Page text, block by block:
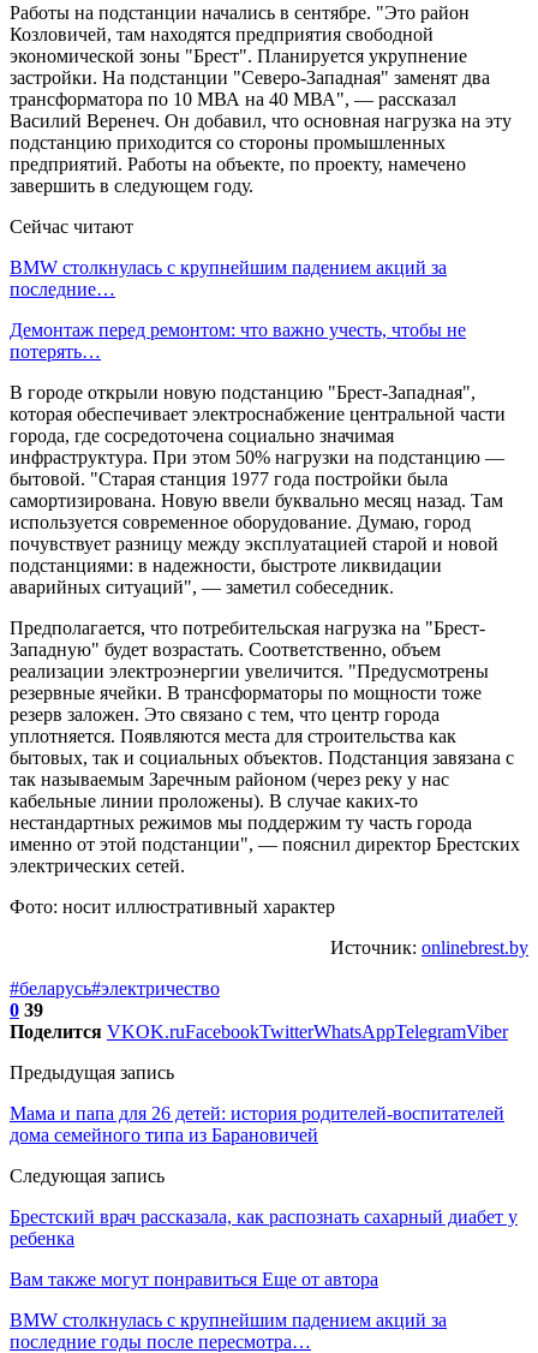
Работы на подстанции начались в сентябре. "Это район
Козловичей, там находятся предприятия свободной
экономической зоны "Брест". Планируется укрупнение
застройки. На подстанции "Северо-Западная" заменят два
трансформатора по 10 МВА на 40 МВА", — рассказал
Василий Веренеч. Он добавил, что основная нагрузка на эту
подстанцию приходится со стороны промышленных
предприятий. Работы на объекте, по проекту, намечено
завершить в следующем году.
Сейчас читают
BMW столкнулась с крупнейшим падением акций за
последние…
Демонтаж перед ремонтом: что важно учесть, чтобы не
потерять…
В городе открыли новую подстанцию "Брест-Западная",
которая обеспечивает электроснабжение центральной части
города, где сосредоточена социально значимая
инфраструктура. При этом 50% нагрузки на подстанцию —
бытовой. "Старая станция 1977 года постройки была
самортизирована. Новую ввели буквально месяц назад. Там
используется современное оборудование. Думаю, город
почувствует разницу между эксплуатацией старой и новой
подстанциями: в надежности, быстроте ликвидации
аварийных ситуаций", — заметил собеседник.
Предполагается, что потребительская нагрузка на "Брест-
Западную" будет возрастать. Соответственно, объем
реализации электроэнергии увеличится. "Предусмотрены
резервные ячейки. В трансформаторы по мощности тоже
резерв заложен. Это связано с тем, что центр города
уплотняется. Появляются места для строительства как
бытовых, так и социальных объектов. Подстанция завязана с
так называемым Заречным районом (через реку у нас
кабельные линии проложены). В случае каких-то
нестандартных режимов мы поддержим ту часть города
именно от этой подстанции", — пояснил директор Брестских
электрических сетей.
Фото: носит иллюстративный характер
Источник: onlinebrest.by
#беларусь#электричество
0 39
Поделится VKOK.ruFacebookTwitterWhatsAppTelegramViber
Предыдущая запись
Мама и папа для 26 детей: история родителей-воспитателей
дома семейного типа из Барановичей
Следующая запись
Брестский врач рассказала, как распознать сахарный диабет у
ребенка
Вам также могут понравиться Еще от автора
BMW столкнулась с крупнейшим падением акций за
последние годы после пересмотра…